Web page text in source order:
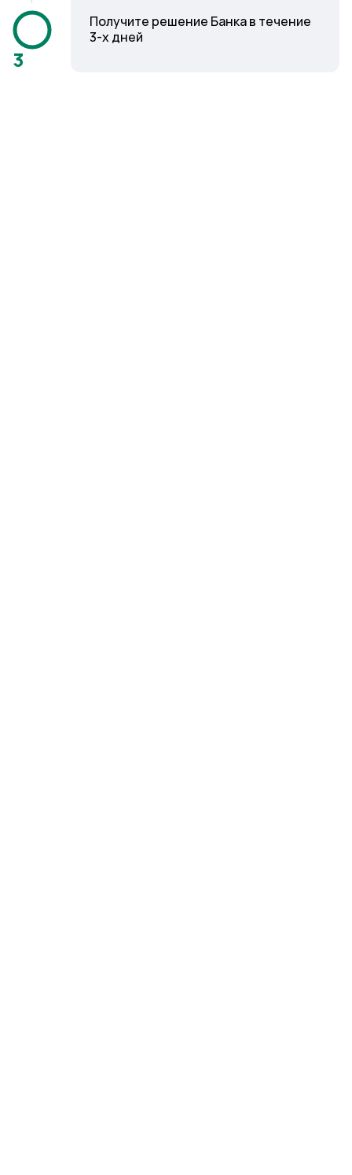
3
Получите решение Банка в течение
3-х дней